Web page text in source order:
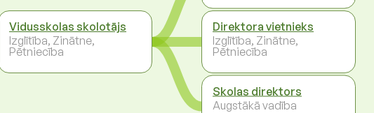
Vidusskolas skolotājs
Izglītība, Zinātne,
Pētniecība
Direktora vietnieks
Izglītība, Zinātne,
Pētniecība
Skolas direktors
Augstākā vadība